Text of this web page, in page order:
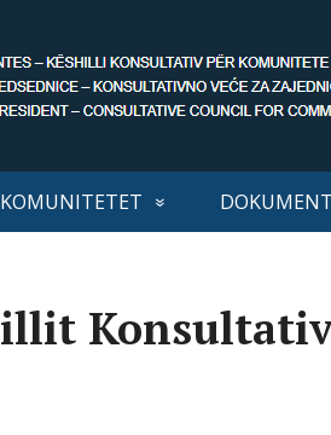
KOMUNITETET